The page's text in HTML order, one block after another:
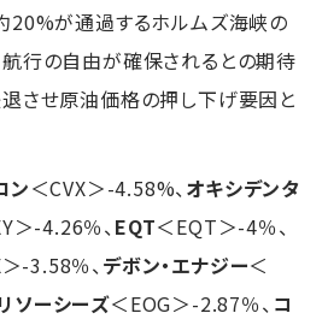
が通過するホルムズ海峡の
行の自由が確保されるとの期待
させ原油価格の押し下げ要因と
ン＜CVX＞-4.58%、 オキシデンタ
＞-4.26％、 EQT＜EQT＞-4％、
-3.58％、 デボン・エナジー＜
ソーシーズ＜EOG＞-2.87％、 コ